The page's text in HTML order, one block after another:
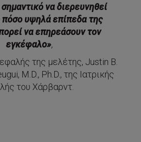
να διερευνηθεί
υψηλά επίπεδα της
να επηρεάσουν τον
εγκέφαλο»,
της μελέτης, Justin B.
M.D., Ph.D., της Ιατρικής
του Χάρβαρντ.